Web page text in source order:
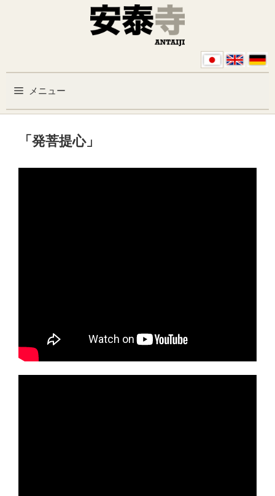
コンテンツへスキップ
メニュー
「発菩提心」